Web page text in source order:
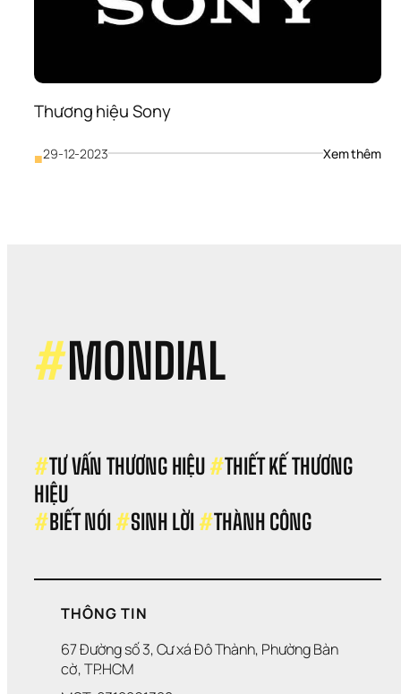
Thương hiệu Sony
■29-12-2023 Xem thêm:
#MONDIAL
#TƯ VẤN THƯƠNG HIỆU #THIẾT KẾ THƯƠNG
HIỆU
#BIẾT NÓI #SINH LỜI #THÀNH CÔNG
THÔNG TIN
67 Đường số 3, Cư xá Đô Thành, Phường Bàn
cờ, TP.HCM